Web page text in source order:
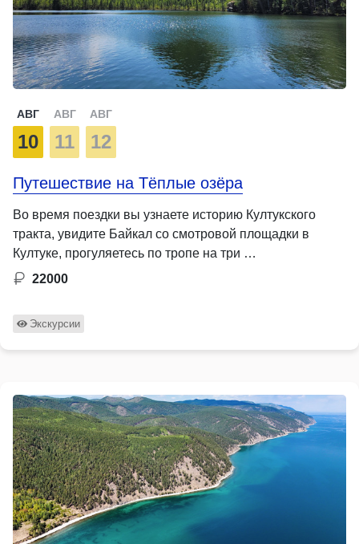
АВГ
10
АВГ
11
АВГ
12
Путешествие на Тёплые озёра
Во время поездки вы узнаете историю Култукского
тракта, увидите Байкал со смотровой площадки в
Култуке, прогуляетесь по тропе на три …
22000
Экскурсии